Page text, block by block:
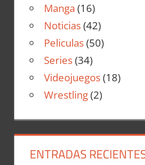
Manga (16)
Noticias(42)
Peliculas(50)
Series(34)
Videojuegos(18)
Wrestling(2)
ENTRADAS